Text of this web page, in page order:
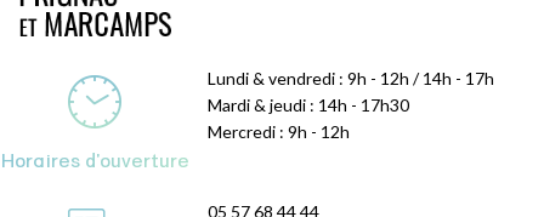
Horaires d'ouverture
Lundi & vendredi : 9h - 12h / 14h - 17h
Mardi & jeudi : 14h - 17h30
Mercredi : 9h - 12h
05 57 68 44 44